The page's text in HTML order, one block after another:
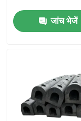
उत्पाद
जांच भेजें